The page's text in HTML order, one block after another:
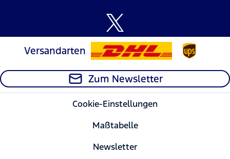
Versandarten
Zum Newsletter
Cookie-Einstellungen
Maßtabelle
Newsletter